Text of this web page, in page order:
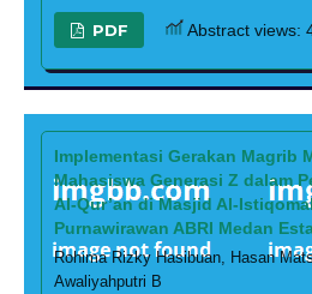
PDF Abstract views:
Implementasi Gerakan Magrib
Mahasiswa Generasi Z dalam
Al-Qur’an di Masjid Al-
Purnawirawan ABRI Medan
Rohima Rizky Hasibuan, Hasan
Awaliyahputri B